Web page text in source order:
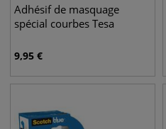
Adhésif de masquage
spécial courbes Tesa
9,95 €